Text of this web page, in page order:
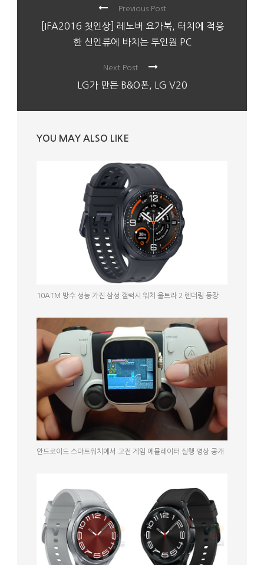
Previous Post
[IFA2016 첫인상] 레노버 요가북, 터치에 적응
한 신인류에 바치는 투인원 PC
Next Post
LG가 만든 B&O폰, LG V20
YOU MAY ALSO LIKE
10ATM 방수 성능 가진 삼성 갤럭시 워치 울트라 2 렌더링 등장
안드로이드 스마트워치에서 고전 게임 에뮬레이터 실행 영상 공개